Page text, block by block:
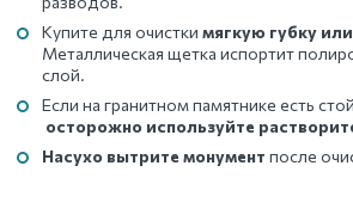
Купите для очистки мягкую губку
Металлическая щетка испортит
слой.
Если на гранитном памятнике есть
осторожно используйте
Насухо вытрите монумент после